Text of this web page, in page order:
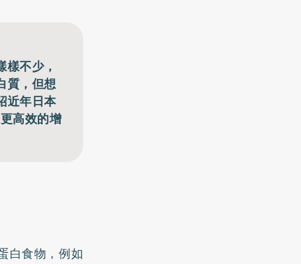
不少，
質，但想
近年日本
高效的增
白食物，例如